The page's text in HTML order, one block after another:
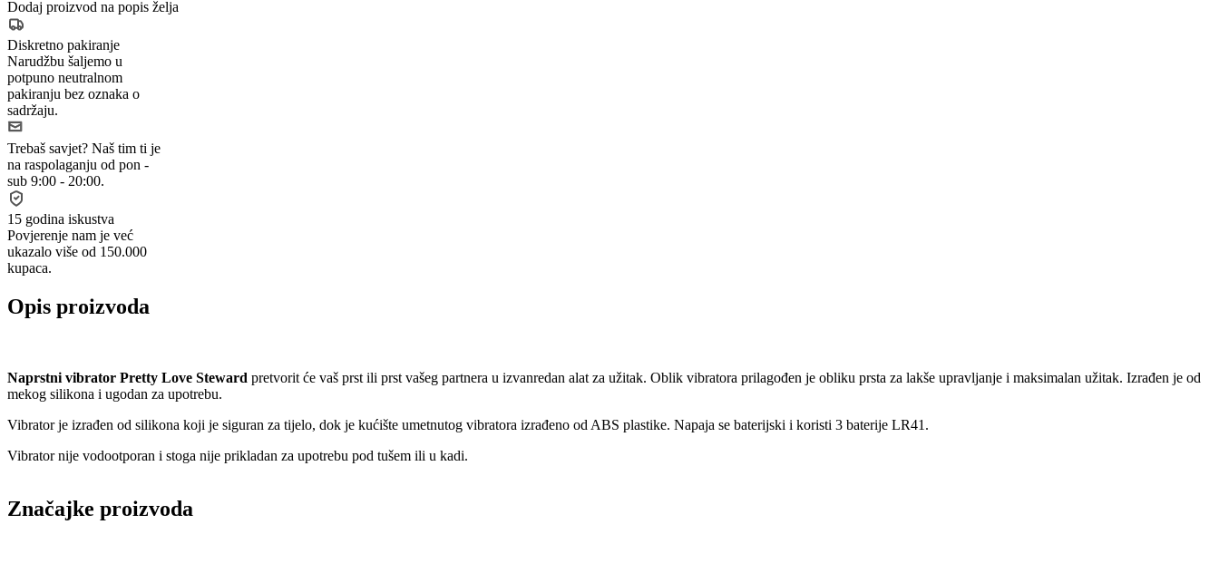
Dodaj proizvod na popis želja
Diskretno pakiranje
Narudžbu šaljemo u
potpuno neutralnom
pakiranju bez oznaka o
sadržaju.
Trebaš savjet? Naš tim ti je
na raspolaganju od pon -
sub 9:00 - 20:00.
15 godina iskustva
Povjerenje nam je već
ukazalo više od 150.000
kupaca.
Opis proizvoda
Naprstni vibrator Pretty Love Steward pretvorit će vaš prst ili prst vašeg partnera u izvanredan alat za užitak. Oblik vibratora prilagođen je obliku prsta za lakše upravljanje i maksimalan užitak. Izrađen je od
mekog silikona i ugodan za upotrebu.
Vibrator je izrađen od silikona koji je siguran za tijelo, dok je kućište umetnutog vibratora izrađeno od ABS plastike. Napaja se baterijski i koristi 3 baterije LR41.
Vibrator nije vodootporan i stoga nije prikladan za upotrebu pod tušem ili u kadi.
Značajke proizvoda